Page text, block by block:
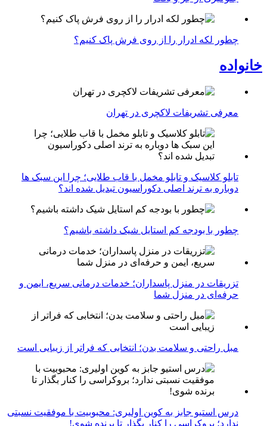
چطور لکه ادرار را از روی فرش پاک کنیم؟
خانواده
معرفی تشریفات لاکچری در تهران
تابلو کلاسیک و تابلو مخمل با قاب طلایی؛ چرا این سبک ها
دوباره به ترند اصلی دکوراسیون تبدیل شده اند؟
چطور با بودجه کم استایل شیک داشته باشیم؟
تزریقات در منزل پاسداران؛ خدمات درمانی سریع، ایمن و
حرفه‌ای در منزل شما
مبل راحتی و سلامت بدن؛ انتخابی که فراتر از زیبایی است
درس استیو جابز به کوین اولیری: محبوبیت با موفقیت نسبتی
ندارد؛ بروکراسی را کنار بگذار تا برنده شوی!